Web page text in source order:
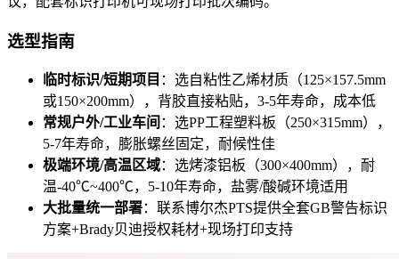
选型指南
临时标识/短期项目 ：选自粘性乙烯材质（125×157.5mm
或150×200mm），背胶直接粘贴，3-5年寿命，成本低
常规户外/工业车间 ：选PP工程塑料板（250×315mm），
5-7年寿命，膨胀螺丝固定，耐候性佳
极端环境/高温区域：选烤漆铝板（300×400mm），耐
温-40℃~400℃，5-10年寿命，盐雾/酸碱环境适用
大批量统一部署：联系博尔杰PTS提供全套GB警告标识
方案+Brady贝迪授权耗材+现场打印支持